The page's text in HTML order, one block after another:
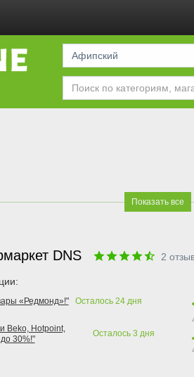
Афипский
Показать все
DNS 2
«Редмонд»!" Осталось 24дня
Beko, Hotpoint,
30%!"
Осталось 3 дня